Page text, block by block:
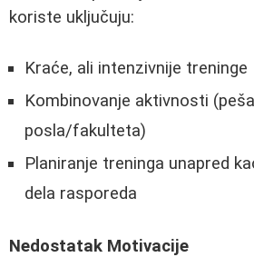
koriste uključuju:
Kraće, ali intenzivnije treninge
Kombinovanje aktivnosti
posla/fakulteta)
Planiranje treninga unapred
dela rasporeda
Nedostatak Motivacije